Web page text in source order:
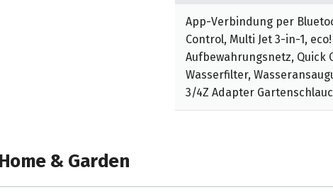
Wasser- und
App-Verbindung per
Control, Multi Jet 3-in-1,
Aufbewahrungsnetz,
Wasserfilter,
3/4Z Adapter
& Garden